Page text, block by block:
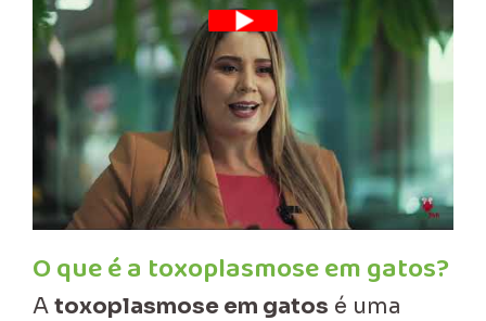
O que é a toxoplasmose em gatos?
A toxoplasmose em gatos é uma